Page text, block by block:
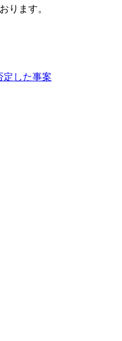
ります。
定した事案